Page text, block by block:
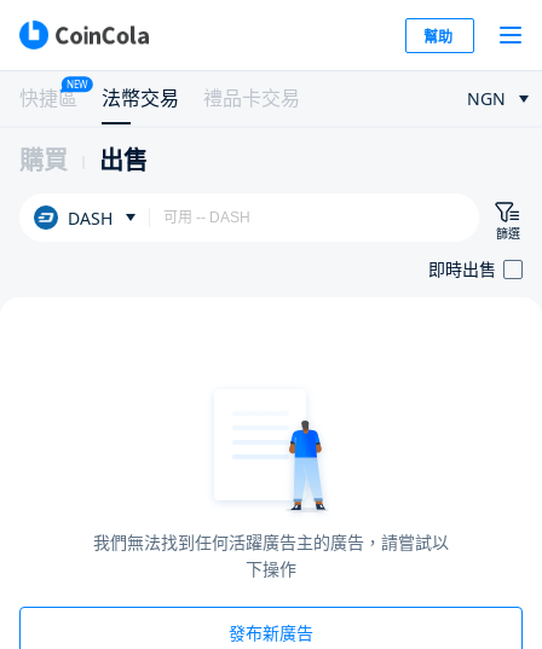
幫助
快捷區
NEW
法幣交易 禮品卡交易 NGN
購買 出售
DASH
篩選
即時出售
我們無法找到任何活躍廣告主的廣告，請嘗試以
下操作
發布新廣告